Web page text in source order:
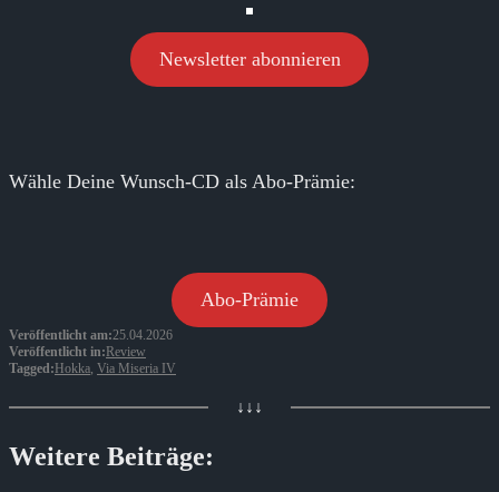
Newsletter abonnieren
Wähle Deine Wunsch-CD als Abo-Prämie:
Abo-Prämie
Veröffentlicht am:25.04.2026
Veröffentlicht in:Review
Tagged:Hokka, Via Miseria IV
↓↓↓
Weitere Beiträge: